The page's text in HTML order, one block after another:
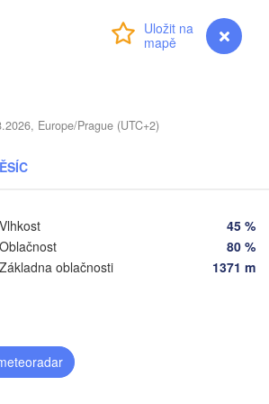
myVentusky Předpověď
Europe/Prague (UTC+2)
Vlhkost
45 %
Oblačnost
80 %
Základna oblačnosti
1371 m
Гомель
Бабруйск
(Babrujsk)
(Smolensk)
Брянск
(Bryansk)